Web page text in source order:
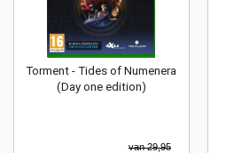
Torment - Tides of Numenera
(Day one edition)
van 29,95